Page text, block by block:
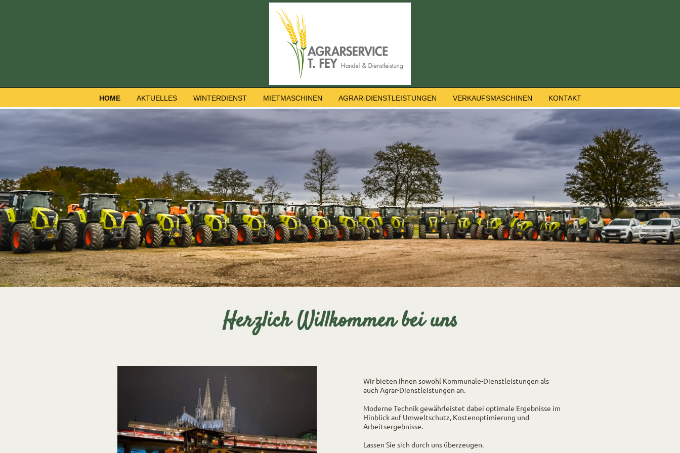
HOME AKTUELLES WINTERDIENST MIETMASCHINEN AGRAR-DIENSTLEISTUNGEN VERKAUFSMASCHINEN KONTAKT
Herzlich Willkommen bei uns
Wir bieten Ihnen sowohl Kommunale-Dienstleistungen als
auch Agrar-Dienstleistungen an.
Moderne Technik gewährleistet dabei optimale Ergebnisse im
Hinblick auf Umweltschutz, Kostenoptimierung und
Arbeitsergebnisse.
Lassen Sie sich durch uns überzeugen.